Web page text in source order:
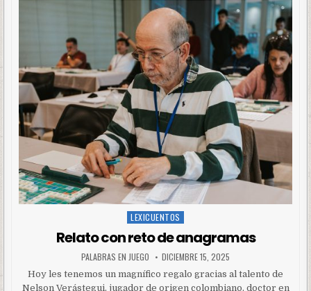
Posted
LEXICUENTOS
Relato con reto de anagramas
PALABRAS EN JUEGO DICIEMBRE 15, 2025
Hoy les tenemos un magnífico regalo gracias al talento de
Nelson Verástegui, jugador de origen colombiano, doctor en